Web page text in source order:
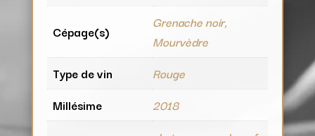
Cépage(s)
Grenache noir,
Mourvèdre
Type de vin
Rouge
Millésime
2018